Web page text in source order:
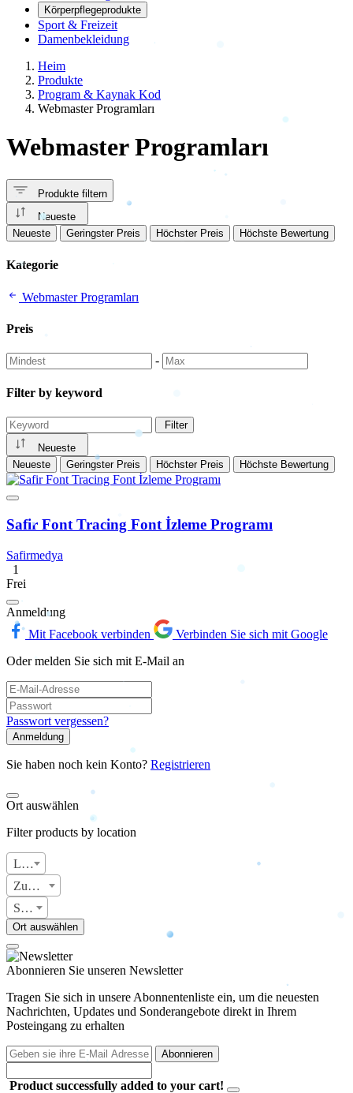
Körperpflegeprodukte
Sport & Freizeit
Damenbekleidung
Heim
Produkte
Program & Kaynak Kod
Webmaster Programları
Webmaster Programları
Produkte filtern
Neueste
Neueste
Geringster Preis Höchster Preis Höchste Bewertung
Kategorie
Webmaster Programları
Preis
-
Filter by keyword
Filter
Neueste
Neueste
Geringster Preis Höchster Preis Höchste Bewertung
Safir Font Tracing Font İzleme Programı
Safirmedya
1
Frei
Anmeldung
Mit Facebook verbinden
Verbinden Sie sich mit Google
Oder melden Sie sich mit E-Mail an
Passwort vergessen?
Anmeldung
Sie haben noch kein Konto? Registrieren
Ort auswählen
Filter products by location
Land
Zustand
Stadt
Ort auswählen
Abonnieren Sie unseren Newsletter
Tragen Sie sich in unsere Abonnentenliste ein, um die neuesten
Nachrichten, Updates und Sonderangebote direkt in Ihrem
Posteingang zu erhalten
Abonnieren
Product successfully added to your cart!